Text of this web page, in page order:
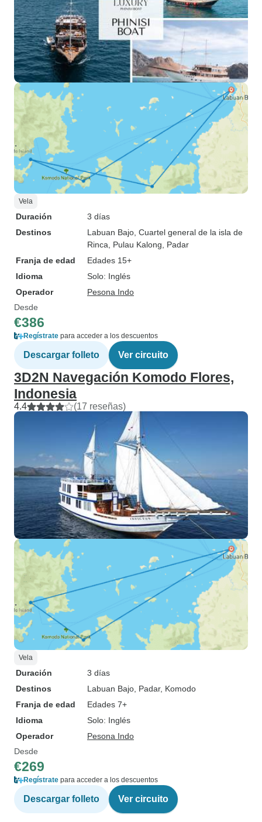
Vela
Duración
3 días
Destinos
Labuan Bajo , Cuartel general de la isla de
Rinca , Pulau Kalong , Padar
Franja de edad
Edades 15+
Idioma
Solo: Inglés
Operador
Pesona Indo
Desde
€386
Regístrate para acceder a los descuentos
Descargar folleto Ver circuito
3D2N Navegación Komodo Flores,
Indonesia
4.4 (17 reseñas)
Vela
Duración
3 días
Destinos
Labuan Bajo , Padar, Komodo
Franja de edad
Edades 7+
Idioma
Solo: Inglés
Operador
Pesona Indo
Desde
€269
Regístrate para acceder a los descuentos
Descargar folleto Ver circuito